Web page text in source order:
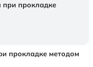
при прокладке
прокладке методом